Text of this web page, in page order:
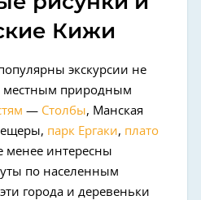
Кижи
экскурсии не
местным природным
— Столбы, Манская
парк Ергаки, плато
менее интересны
по населенным
города и деревеньки